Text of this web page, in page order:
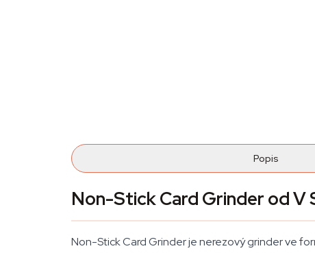
Popis
Non-Stick Card Grinder od
Non-Stick Card Grinder je nerezový grinder ve